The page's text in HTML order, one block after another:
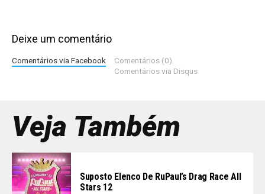
Deixe um comentário
Comentários via Facebook
Comentários (0)
Comentários via Disqus
Veja Também
Suposto Elenco De RuPaul’s Drag Race All
Stars 12